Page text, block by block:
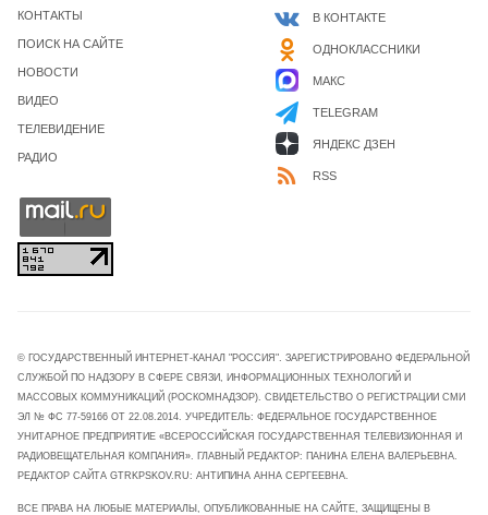
КОНТАКТЫ
ПОИСК НА САЙТЕ
НОВОСТИ
ВИДЕО
ТЕЛЕВИДЕНИЕ
РАДИО
В КОНТАКТЕ
ОДНОКЛАССНИКИ
МАКС
TELEGRAM
ЯНДЕКС ДЗЕН
RSS
© ГОСУДАРСТВЕННЫЙ ИНТЕРНЕТ-КАНАЛ "РОССИЯ". ЗАРЕГИСТРИРОВАНО ФЕДЕРАЛЬНОЙ
СЛУЖБОЙ ПО НАДЗОРУ В СФЕРЕ СВЯЗИ, ИНФОРМАЦИОННЫХ ТЕХНОЛОГИЙ И
МАССОВЫХ КОММУНИКАЦИЙ (РОСКОМНАДЗОР). СВИДЕТЕЛЬСТВО О РЕГИСТРАЦИИ СМИ
ЭЛ № ФС 77-59166 ОТ 22.08.2014. УЧРЕДИТЕЛЬ: ФЕДЕРАЛЬНОЕ ГОСУДАРСТВЕННОЕ
УНИТАРНОЕ ПРЕДПРИЯТИЕ «ВСЕРОССИЙСКАЯ ГОСУДАРСТВЕННАЯ ТЕЛЕВИЗИОННАЯ И
РАДИОВЕЩАТЕЛЬНАЯ КОМПАНИЯ». ГЛАВНЫЙ РЕДАКТОР: ПАНИНА ЕЛЕНА ВАЛЕРЬЕВНА.
РЕДАКТОР САЙТА GTRKPSKOV.RU: АНТИПИНА АННА СЕРГЕЕВНА.
ВСЕ ПРАВА НА ЛЮБЫЕ МАТЕРИАЛЫ, ОПУБЛИКОВАННЫЕ НА САЙТЕ, ЗАЩИЩЕНЫ В